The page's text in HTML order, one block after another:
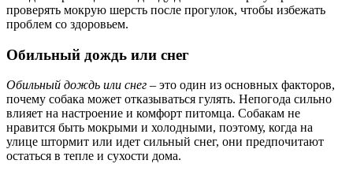
проверять мокрую шерсть после прогулок, чтобы избежать
проблем со здоровьем.
Обильный дождь или снег
Обильный дождь или снег – это один из основных факторов,
почему собака может отказываться гулять. Непогода сильно
влияет на настроение и комфорт питомца. Собакам не
нравится быть мокрыми и холодными, поэтому, когда на
улице штормит или идет сильный снег, они предпочитают
остаться в тепле и сухости дома.